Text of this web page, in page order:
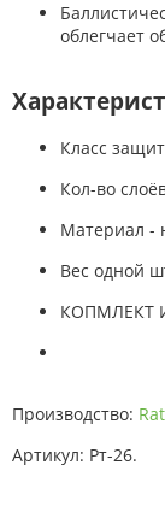
облегчает
Класс
Кол-во
Материал -
Вес одной
КОПМЛЕКТ
Производство:
Артикул: Рт-26.